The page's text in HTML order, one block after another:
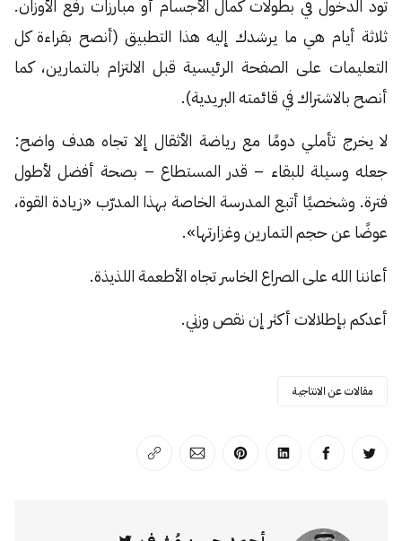
تود الدخول في بطولات كمال الأجسام أو مبارزات رفع الأوزان.
ثلاثة أيام هي ما يرشدك إليه هذا التطبيق (أنصح بقراءة كل
التعليمات على الصفحة الرئيسية قبل الالتزام بالتمارين، كما
أنصح بالاشتراك في قائمته البريدية).
لا يخرج تأملي دومًا مع رياضة الأثقال إلا تجاه هدف واضح:
جعله وسيلة للبقاء – قدر المستطاع – بصحة أفضل لأطول
فترة. وشخصيًا أتبع المدرسة الخاصة بهذا المدرّب «زيادة القوة،
عوضًا عن حجم التمارين وغزارتها».
أعاننا الله على الصراع الخاسر تجاه الأطعمة اللذيذة.
أعدكم بإطلالات أكثر إن نقص وزني.
مقالات عن الانتاجية
انشر على تويترانشر على الفيسبوك
انشر على لينكد إن
انشر على بينترست
انشر على الإيميل
انسخ الرابط